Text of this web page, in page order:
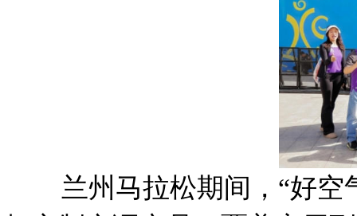
兰州马拉松期间，“好空气